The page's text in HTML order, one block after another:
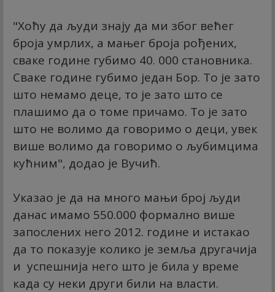
"Хоћу да људи знају да ми због већег
броја умрлих, а мањег броја рођених,
сваке године губимо 40. 000 становника.
Сваке године губимо један Бор. То је зато
што немамо деце, то је зато што се
плашимо да о томе причамо. То је зато
што не волимо да говоримо о деци, увек
више волимо да говоримо о љубимцима
кућним", додао је Вучић.
Указао је да на много мањи број људи
данас имамо 550.000 формално више
запослених него 2012. године и истакао
да то показује колико је земља другачија
и успешнија него што је била у време
када су неки други били на власти.